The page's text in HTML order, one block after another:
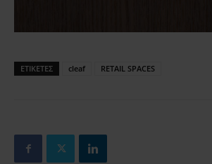
ΕΤΙΚΕΤΕΣ cleaf RETAIL SPACES